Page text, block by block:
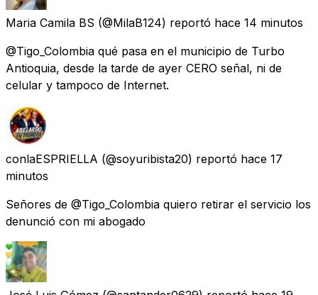
Maria Camila BS (@MilaB124) reportó hace 14 minutos
@Tigo_Colombia qué pasa en el municipio de Turbo
Antioquia, desde la tarde de ayer CERO señal, ni de
celular y tampoco de Internet.
conlaESPRIELLA (@soyuribista20) reportó hace 17
minutos
Señores de @Tigo_Colombia quiero retirar el servicio los
denunció con mi abogado